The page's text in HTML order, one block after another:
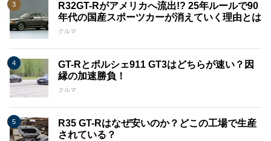
R32GT-Rがアメリカへ流出!? 25年ルールで90
年代の国産スポーツカーが消えていく理由とは
クルマ
GT-Rとポルシェ911 GT3はどちらが速い？因
縁の加速勝負！
クルマ
R35 GT-Rはなぜ安いのか？どこの工場で生産
されている？